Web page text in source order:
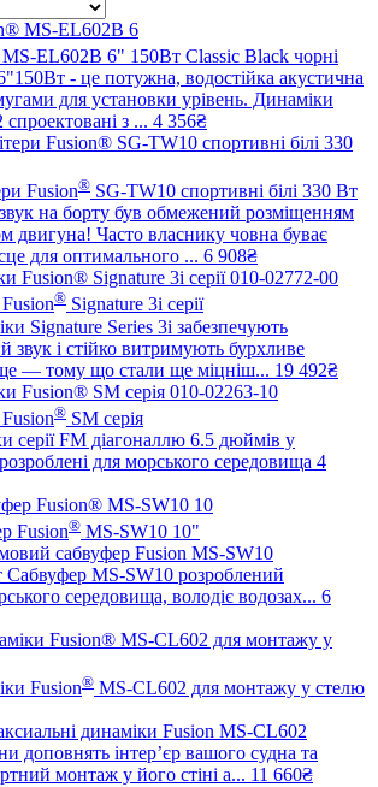
MS-EL602B 6" 150Вт Classic Black чорні
- це потужна, водостійка акустична
для установки урівень. Динаміки
з ... 4 356₴
Fusion® SG-TW10 спортивні білі 330 Вт
на борту був обмежений розміщенням
двигуна! Часто власнику човна буває
для оптимального ... 6 908₴
® Signature 3i серії
Signature Series 3i забезпечують
звук і стійко витримують бурхливе
— тому що стали ще міцніш... 19 492₴
® SM серія
серії FM діагоналлю 6.5 дюймів у
для морського середовища 4
Fusion® MS-SW10 10"
сабвуфер Fusion MS-SW10
MS-SW10 розроблений
середовища, володіє водозах... 6
Fusion® MS-CL602 для монтажу у стелю
динаміки Fusion MS-CL602
доповнять інтер’єр вашого судна та
монтаж у його стіні а... 11 660₴